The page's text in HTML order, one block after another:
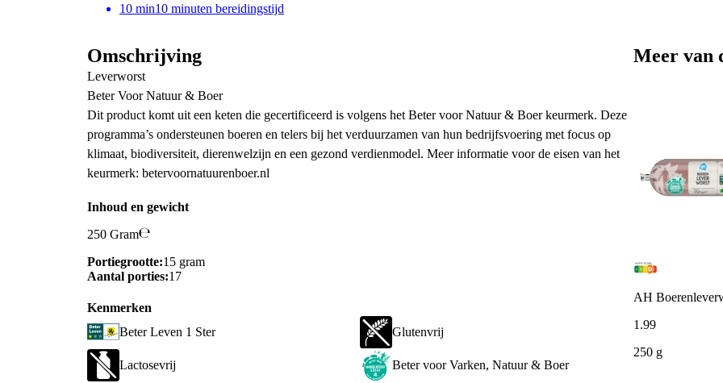
10 min10 minuten bereidingstijd
Omschrijving
Leverworst
Beter Voor Natuur & Boer
Dit product komt uit een keten die gecertificeerd is volgens het Beter voor Natuur & Boer keurmerk. Deze
programma’s ondersteunen boeren en telers bij het verduurzamen van hun bedrijfsvoering met focus op
klimaat, biodiversiteit, dierenwelzijn en een gezond verdienmodel. Meer informatie voor de eisen van het
keurmerk: betervoornatuurenboer.nl
Inhoud en gewicht
250 Gram
Portiegrootte:15 gram
Aantal porties:17
Kenmerken
Beter Leven 1 Ster
Glutenvrij
Lactosevrij Beter voor Varken, Natuur & Boer
Meer van
AH
1.99
250 g